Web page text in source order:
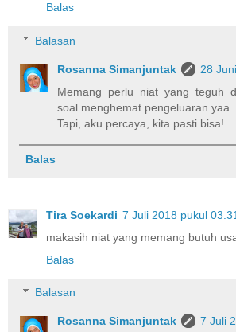
Balas
Balasan
Rosanna Simanjuntak
28
Memang perlu niat yang teguh
soal menghemat pengeluaran yaa...
Tapi, aku percaya, kita pasti bisa!
Balas
Tira Soekardi 7 Juli 2018 pukul 03.31
makasih niat yang memang butuh
Balas
Balasan
Rosanna Simanjuntak
7 Juli